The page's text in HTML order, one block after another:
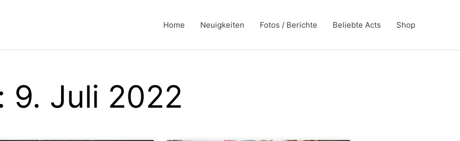
Home Neuigkeiten Fotos / Berichte Beliebte Acts Shop
9. Juli 2022